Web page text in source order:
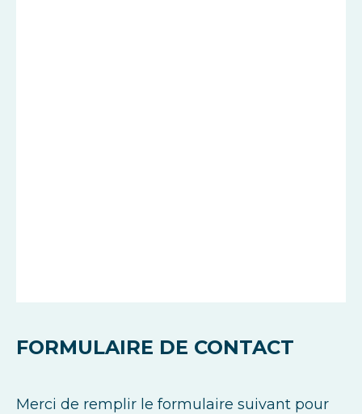
FORMULAIRE DE CONTACT
Merci de remplir le formulaire suivant pour